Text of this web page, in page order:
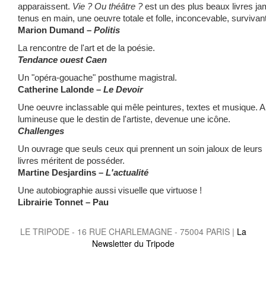
apparaissent. Vie ? Ou théâtre ?est un des plus beaux livres
tenus en main, une oeuvre totale et folle, inconcevable,
Marion Dumand – Politis
La rencontre de l'art et de la poésie.
Tendance ouest Caen
Un "opéra-gouache" posthume magistral.
Catherine Lalonde – Le Devoir
Une oeuvre inclassable qui mêle peintures, textes et musique.
lumineuse que le destin de l'artiste, devenue une icône.
Challenges
Un ouvrage que seuls ceux qui prennent un soin jaloux de leurs
livres méritent de posséder.
Martine Desjardins – L'actualité
Une autobiographie aussi visuelle que virtuose !
Librairie Tonnet – Pau
LE TRIPODE - 16 RUE CHARLEMAGNE - 75004 PARIS | La
Newsletter du Tripode